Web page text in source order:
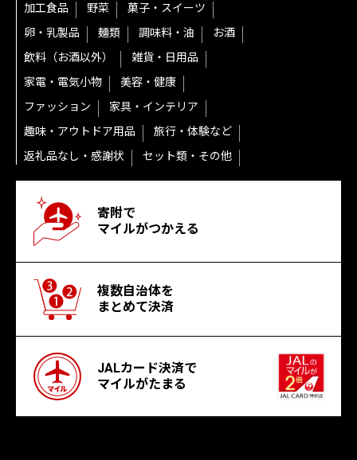
加工食品
野菜
菓子・スイーツ
卵・乳製品
麺類 調味料・油
お酒
飲料（お酒以外）
雑貨・日用品
家電・電気小物
美容・健康
ファッション
家具・インテリア
趣味・アウトドア用品
旅行・体験など
返礼品なし・感謝状
セット類・その他
寄附で
マイルがつかえる
複数自治体を
まとめて決済
JALカード決済で
マイルがたまる